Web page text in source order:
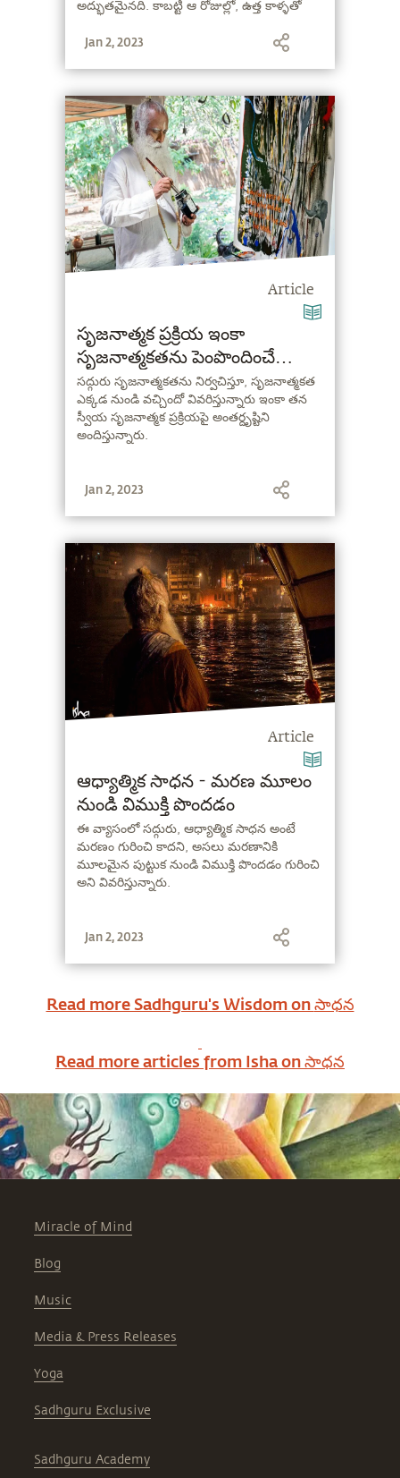
అద్భుతమైనది. కాబట్టి ఆ రోజుల్లో, ఉత్త కాళ్ళతో
Jan 2, 2023
Article
సృజనాత్మక ప్రక్రియ ఇంకా
సృజనాత్మకతను పెంపొందించే
మార్గాలు
సద్గురు సృజనాత్మకతను నిర్వచిస్తూ, సృజనాత్మకత
ఎక్కడ నుండి వచ్చిందో వివరిస్తున్నారు ఇంకా తన
స్వీయ సృజనాత్మక ప్రక్రియపై అంతర్దృష్టిని
అందిస్తున్నారు.
Jan 2, 2023
Article
ఆధ్యాత్మిక సాధన - మరణ మూలం
నుండి విముక్తి పొందడం
ఈ వ్యాసంలో సద్గురు, ఆధ్యాత్మిక సాధన అంటే
మరణం గురించి కాదని, అసలు మరణానికి
మూలమైన పుట్టుక నుండి విముక్తి పొందడం గురించి
అని వివరిస్తున్నారు.
Jan 2, 2023
Read more Sadhguru's Wisdom onసాధన
Read more articles from Isha onసాధన
Miracle of Mind
Blog
Music
Media & Press Releases
Yoga
Sadhguru Exclusive
Sadhguru Academy